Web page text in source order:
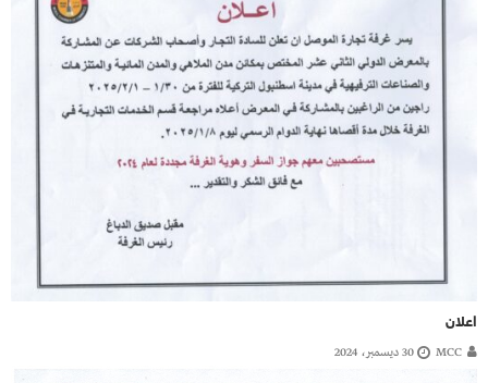
اعلان
MCC 30 ديسمبر، 2024